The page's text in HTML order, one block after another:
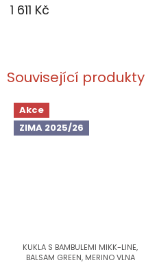
1 611 Kč
Související produkty
Akce
ZIMA 2025/26
KUKLA S BAMBULEMI MIKK-LINE,
BALSAM GREEN, MERINO VLNA